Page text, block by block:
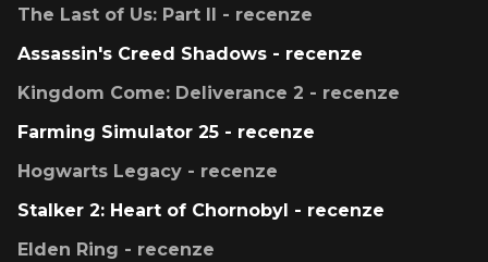
The Last of Us: Part II - recenze
Assassin's Creed Shadows - recenze
Kingdom Come: Deliverance 2 - recenze
Farming Simulator 25 - recenze
Hogwarts Legacy - recenze
Stalker 2: Heart of Chornobyl - recenze
Elden Ring - recenze